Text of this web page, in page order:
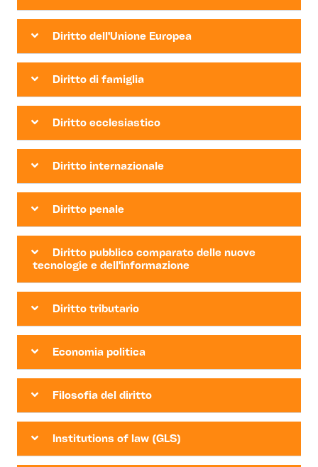
Diritto dell'Unione Europea
Diritto di famiglia
Diritto ecclesiastico
Diritto internazionale
Diritto penale
Diritto pubblico comparato delle nuove
tecnologie e dell'informazione
Diritto tributario
Economia politica
Filosofia del diritto
Institutions of law (GLS)